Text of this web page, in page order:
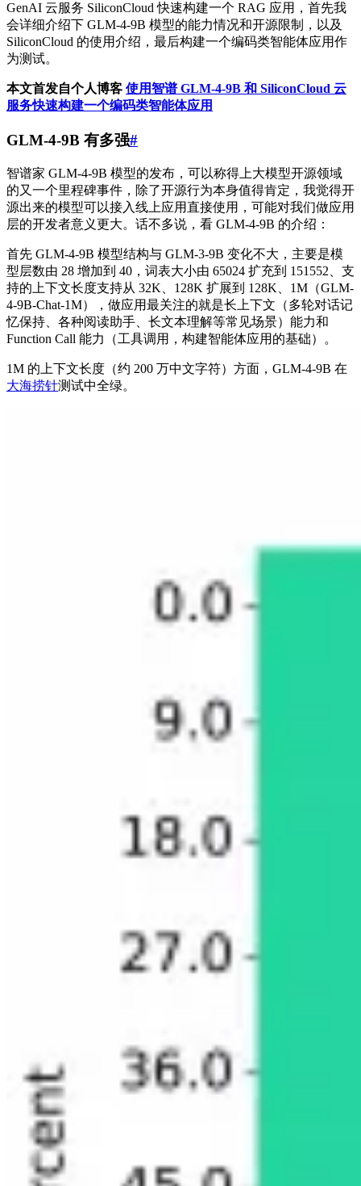
GenAI 云服务 SiliconCloud 快速构建一个 RAG 应用，首先我
会详细介绍下 GLM-4-9B 模型的能力情况和开源限制，以及
SiliconCloud 的使用介绍，最后构建一个编码类智能体应用作
为测试。
本文首发自个人博客 使用智谱 GLM-4-9B 和 SiliconCloud 云
服务快速构建一个编码类智能体应用
GLM-4-9B 有多强#
智谱家 GLM-4-9B 模型的发布，可以称得上大模型开源领域
的又一个里程碑事件，除了开源行为本身值得肯定，我觉得开
源出来的模型可以接入线上应用直接使用，可能对我们做应用
层的开发者意义更大。话不多说，看 GLM-4-9B 的介绍：
首先 GLM-4-9B 模型结构与 GLM-3-9B 变化不大，主要是模
型层数由 28 增加到 40，词表大小由 65024 扩充到 151552、支
持的上下文长度支持从 32K、128K 扩展到 128K、1M（GLM-
4-9B-Chat-1M），做应用最关注的就是长上下文（多轮对话记
忆保持、各种阅读助手、长文本理解等常见场景）能力和
Function Call 能力（工具调用，构建智能体应用的基础）。
1M 的上下文长度（约 200 万中文字符）方面，GLM-4-9B 在
大海捞针测试中全绿。